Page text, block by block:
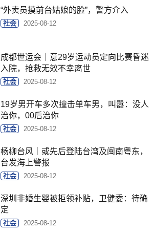
“外卖员摸前台姑娘的脸”，警方介入
社会 2025-08-12
成都世运会｜意29岁运动员定向比赛昏迷
入院，抢救无效不幸离世
社会 2025-08-12
19岁男开车多次撞击单车男，叫嚣：没人
治你，00后治你
社会 2025-08-12
杨柳台风｜或先后登陆台湾及闽南粤东，
台发海上警报
社会 2025-08-12
深圳非婚生婴被拒领补贴，卫健委：待确
定
社会 2025-08-12